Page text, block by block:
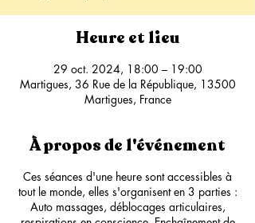
Heure et lieu
29 oct. 2024, 18:00 – 19:00
Martigues, 36 Rue de la République, 13500
Martigues, France
À propos de l'événement
Ces séances d'une heure sont accessibles à
tout le monde, elles s'organisent en 3 parties :
Auto massages, déblocages articulaires,